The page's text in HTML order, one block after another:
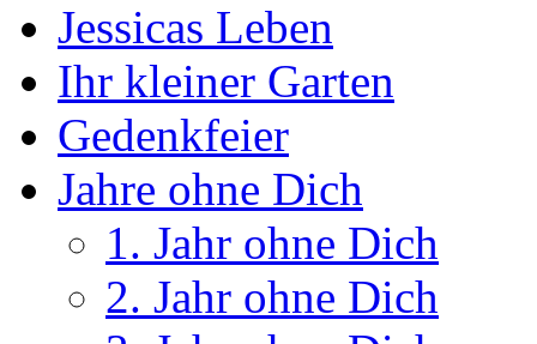
Jessicas Leben
Ihr kleiner Garten
Gedenkfeier
Jahre ohne Dich
1. Jahr ohne Dich
2. Jahr ohne Dich